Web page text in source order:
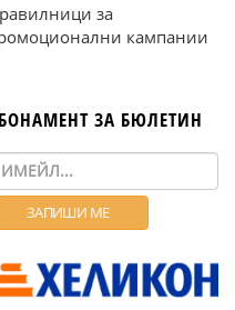
за
кампании
ЗА БЮЛЕТИН